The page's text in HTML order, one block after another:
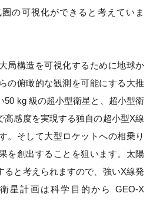
の可視化ができると考えていま
局構造を可視化するために地球か
の俯瞰的な観測を可能にする大推
50 kg 級の超小型衛星と、超小型衛
高感度を実現する独自の超小型X線
。そして大型ロケットへの相乗り
を創出することを狙います。太陽
ると考えられますので、強いX線発
星計画は科学目的から GEO-X